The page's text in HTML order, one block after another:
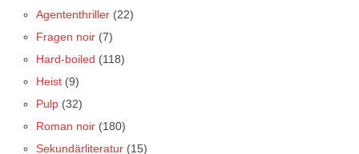
Agententhriller (22)
Fragen noir (7)
Hard-boiled (118)
Heist (9)
Pulp (32)
Roman noir (180)
Sekundärliteratur (15)